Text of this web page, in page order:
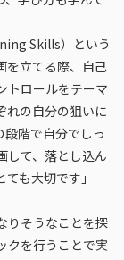
Skills）という
を立てる際、自己
トロールをテーマ
れの自分の狙いに
階で自分でしっ
して、落とし込ん
も大切です」
りそうなことを探
クを行うことで実